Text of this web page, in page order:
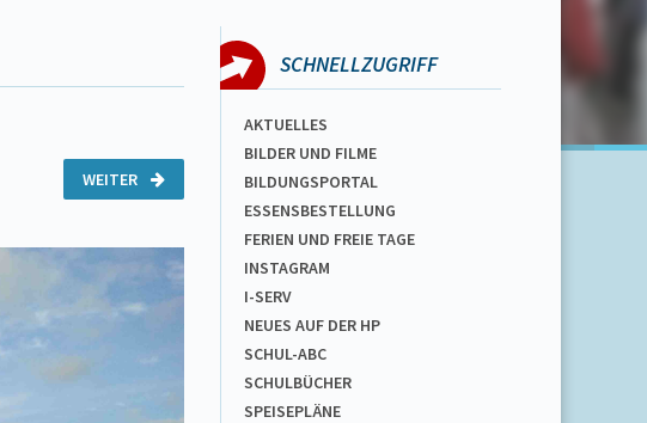
WEITER
SCHNELLZUGRIFF
AKTUELLES
BILDER UND FILME
BILDUNGSPORTAL
ESSENSBESTELLUNG
FERIEN UND FREIE TAGE
INSTAGRAM
I-SERV
NEUES AUF DER HP
SCHUL-ABC
SCHULBÜCHER
SPEISEPLÄNE